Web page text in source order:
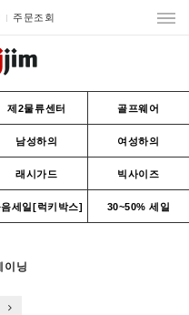
주문조회
제2물류센터 골프웨어
남성하의 여성하의
래시가드 빅사이즈
세일[럭키박스] 30~50% 세일
닝